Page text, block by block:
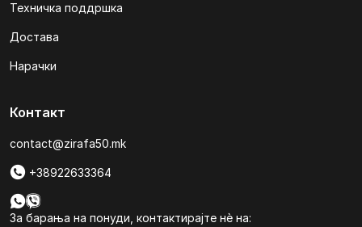
Техничка поддршка
Достава
Нарачки
Контакт
contact@zirafa50.mk
+38922633364
За барања на понуди, контактирајте нѐ на: